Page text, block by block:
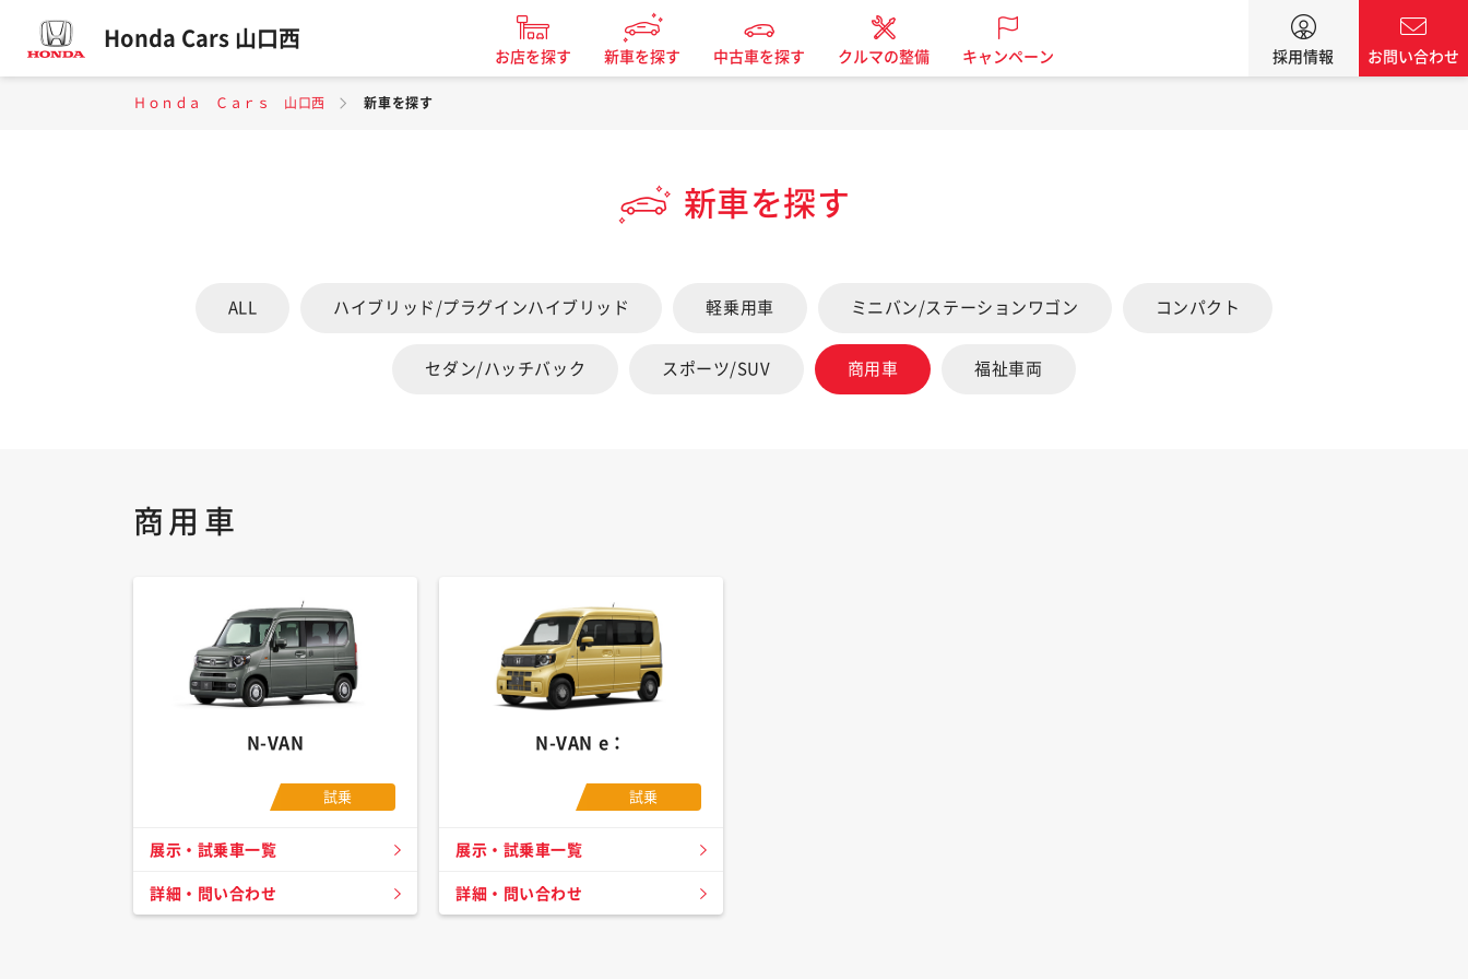
Honda Cars 山口西
お店を探す 新車を探す 中古車を探す クルマの整備 キャンペーン 採用情報 お問い合わせ
Ｈｏｎｄａ Ｃａｒｓ 山口西 新車を探す
新車を探す
ALL ハイブリッド/プラグインハイブリッド 軽乗用車 ミニバン/ステーションワゴン コンパクト
セダン/ハッチバック スポーツ/SUV 商用車 福祉車両
商用車
N-VAN
試乗
展示・試乗車一覧
詳細・問い合わせ
N-VAN e：
試乗
展示・試乗車一覧
詳細・問い合わせ